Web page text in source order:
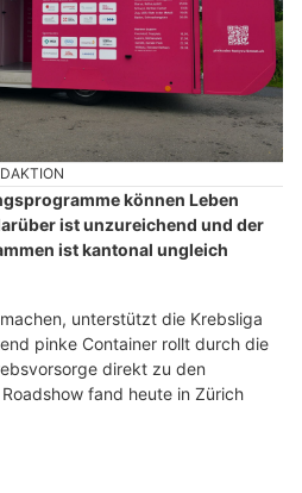
können Leben
ist unzureichend und der
ist kantonal ungleich
unterstützt die Krebsliga
pinke Container rollt durch die
direkt zu den
fand heute in Zürich